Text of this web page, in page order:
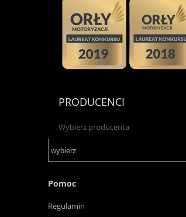
PRODUCENCI
Wybierz producenta
Pomoc
Regulamin